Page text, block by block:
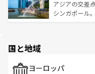
が待っている
た文化、そし
ており、効率
うな絶景から
アジアの交差
シンガポール
で、ホーカー
国と地域
ヨーロッパ